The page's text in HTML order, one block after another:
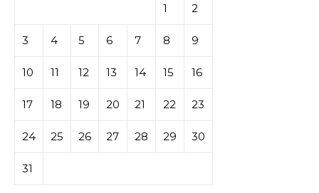
1 2
3 4 5 6 7 8 9
10 11 12 13 14 15 16
17 18 19 20 21 22 23
24 25 26 27 28 29 30
31